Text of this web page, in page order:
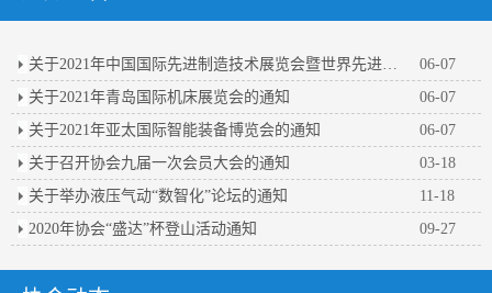
06-07
关于2021年青岛国际机床展览会的通知
06-07
关于2021年亚太国际智能装备博览会的通知
06-07
关于召开协会九届一次会员大会的通知
03-18
关于举办液压气动“数智化”论坛的通知
11-18
2020年协会“盛达”杯登山活动通知
09-27